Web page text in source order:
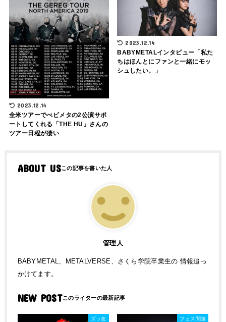
2023.12.14
全米ツアーでべビメタの2公演サポ
ートしてくれる「THE HU」さんの
ツアー日程が凄い
2023.12.14
BABYMETALインタビュー「私た
ちはほんとにファンと一緒にモッ
シュしたい。」
ABOUT US
管理人
BABYMETAL、METALVERSE、さくら学院卒業生の 情報追っ
かけてます。
NEW POST
ズッ友 フェス関連